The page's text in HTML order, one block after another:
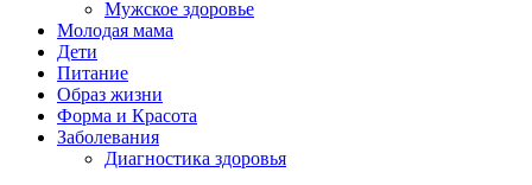
Мужское здоровье
Молодая мама
Дети
Питание
Образ жизни
Форма и Красота
Заболевания
Диагностика здоровья